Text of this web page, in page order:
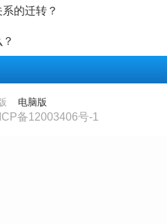
的迁转？
电脑版
备12003406号-1